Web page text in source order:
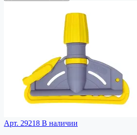
Арт. 29218 В наличии